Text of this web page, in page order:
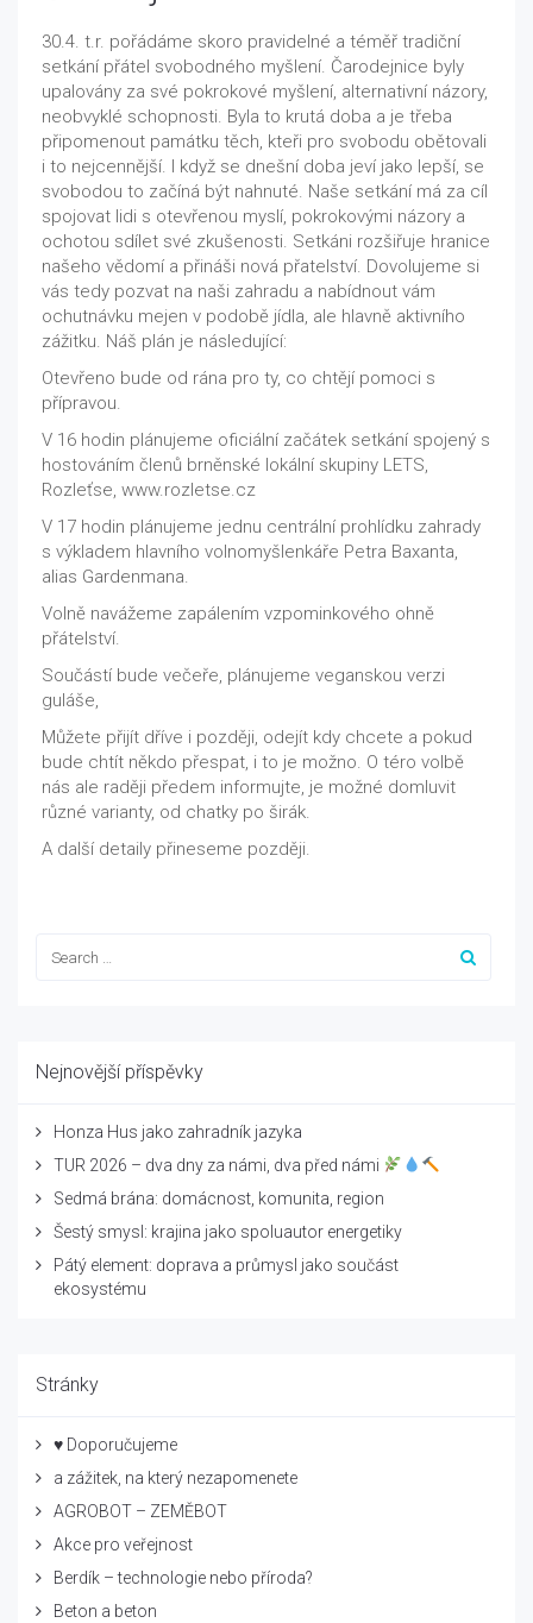
30.4. t.r. pořádáme skoro pravidelné a téměř tradiční
setkání přátel svobodného myšlení. Čarodejnice byly
upalovány za své pokrokové myšlení, alternativní názory,
neobvyklé schopnosti. Byla to krutá doba a je třeba
připomenout památku těch, kteři pro svobodu obětovali
i to nejcennější. I když se dnešní doba jeví jako lepší, se
svobodou to začíná být nahnuté. Naše setkání má za cíl
spojovat lidi s otevřenou myslí, pokrokovými názory a
ochotou sdílet své zkušenosti. Setkáni rozšiřuje hranice
našeho vědomí a přináši nová přatelství. Dovolujeme si
vás tedy pozvat na naši zahradu a nabídnout vám
ochutnávku mejen v podobě jídla, ale hlavně aktivního
zážitku. Náš plán je následující:
Otevřeno bude od rána pro ty, co chtějí pomoci s
přípravou.
V 16 hodin plánujeme oficiální začátek setkání spojený s
hostováním členů brněnské lokální skupiny LETS,
Rozleťse, www.rozletse.cz
V 17 hodin plánujeme jednu centrální prohlídku zahrady
s výkladem hlavního volnomyšlenkáře Petra Baxanta,
alias Gardenmana.
Volně navážeme zapálením vzpominkového ohně
přátelství.
Součástí bude večeře, plánujeme veganskou verzi
guláše,
Můžete přijít dříve i později, odejít kdy chcete a pokud
bude chtít někdo přespat, i to je možno. O téro volbě
nás ale raději předem informujte, je možné domluvit
různé varianty, od chatky po širák.
A další detaily přineseme později.
Nejnovější příspěvky
Honza Hus jako zahradník jazyka
TUR 2026 – dva dny za námi, dva před námi
Sedmá brána: domácnost, komunita, region
Šestý smysl: krajina jako spoluautor energetiky
Pátý element: doprava a průmysl jako součást
ekosystému
Stránky
♥ Doporučujeme
a zážitek, na který nezapomenete
AGROBOT – ZEMĚBOT
Akce pro veřejnost
Berdík – technologie nebo příroda?
Beton a beton